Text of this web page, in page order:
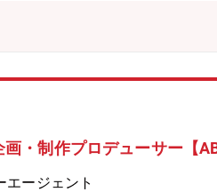
ザイナーやディレクター、コピー
・制作プロデューサー【
エージェント